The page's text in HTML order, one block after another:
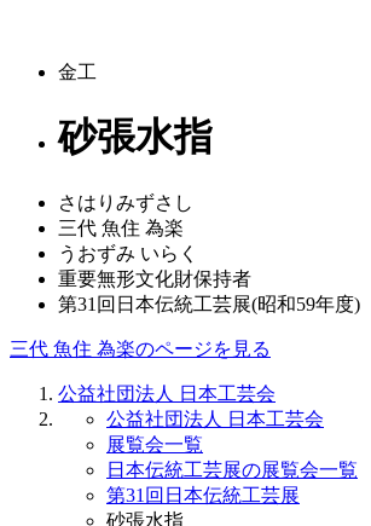
金工
砂張水指
さはりみずさし
三代 魚住 為楽
うおずみ いらく
重要無形文化財保持者
第31回日本伝統工芸展(昭和59年度)
三代 魚住 為楽のページを見る
公益社団法人 日本工芸会
公益社団法人 日本工芸会
展覧会一覧
日本伝統工芸展の展覧会一覧
第31回日本伝統工芸展
砂張水指